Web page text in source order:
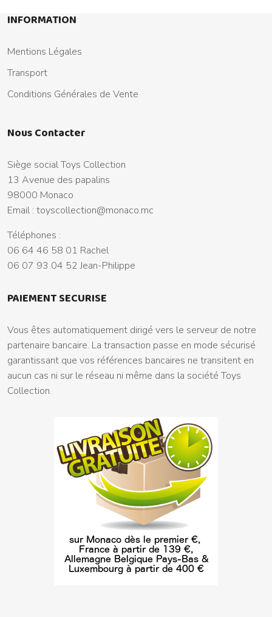
INFORMATION
Mentions Légales
Transport
Conditions Générales de Vente
Nous Contacter
Siège social Toys Collection
13 Avenue des papalins
98000 Monaco
Email : toyscollection@monaco.mc
Téléphones :
06 64 46 58 01 Rachel
06 07 93 04 52 Jean-Philippe
PAIEMENT SECURISE
Vous êtes automatiquement dirigé vers le serveur de notre
partenaire bancaire. La transaction passe en mode sécurisé
garantissant que vos références bancaires ne transitent en
aucun cas ni sur le réseau ni même dans la société Toys
Collection.